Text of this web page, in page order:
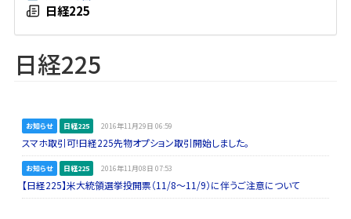
日経225
日経225
お知らせ 日経225 2016年11月29日 06:59
スマホ取引可!日経225先物オプション取引開始しました。
お知らせ 日経225 2016年11月08日 07:53
【日経225】米大統領選挙投開票（11/8～11/9）に伴うご注意について